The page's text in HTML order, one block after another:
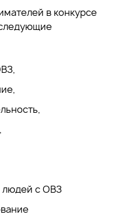
в конкурсе
людей с ОВЗ